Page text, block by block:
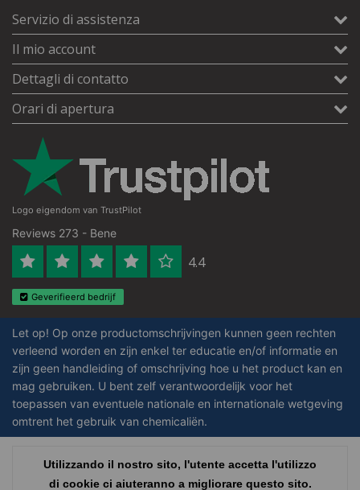
Servizio di assistenza
Il mio account
Dettagli di contatto
Orari di apertura
Logo eigendom van TrustPilot
Reviews 273 - Bene
4.4
Geverifieerd bedrijf
Let op! Op onze productomschrijvingen kunnen geen rechten
verleend worden en zijn enkel ter educatie en/of informatie en
zijn geen handleiding of omschrijving hoe u het product kan en
mag gebruiken. U bent zelf verantwoordelijk voor het
toepassen van eventuele nationale en internationale wetgeving
omtrent het gebruik van chemicaliën.
bassi - All rights reserved - Theme byInStijl Media | Tutti i prezzi sono al
netto delle imposte
Utilizzando il nostro sito, l'utente accetta l'utilizzo
di cookie ci aiuteranno a migliorare questo sito.